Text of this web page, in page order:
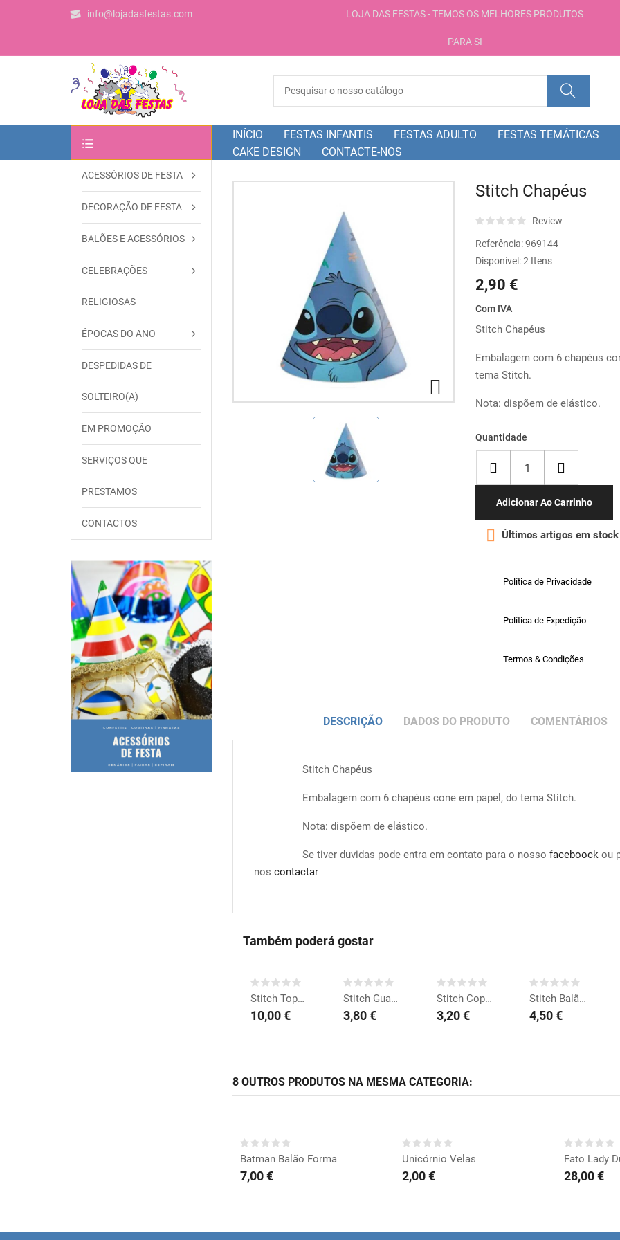
info@lojadasfestas.com LOJA DAS FESTAS - TEMOS OS MELHORES PRODUTOS
PARA SI
INÍCIO FESTAS INFANTIS FESTAS ADULTO
FESTAS TEMÁTICAS
CAKE DESIGN
CONTACTE-NOS
OUTRAS CATEGORIAS
ACESSÓRIOS DE FESTA
DECORAÇÃO DE FESTA
BALÕES E ACESSÓRIOS
CELEBRAÇÕES
RELIGIOSAS
ÉPOCAS DO ANO
DESPEDIDAS DE
SOLTEIRO(A)
EM PROMOÇÃO
SERVIÇOS QUE
PRESTAMOS
CONTACTOS

Stitch Chapéus
Review
Referência:969144
Disponível:2 Itens
2,90 €
Com IVA
Stitch Chapéus
Embalagem com 6 chapéus
tema Stitch.
Nota: dispõem de elástico.
Quantidade
Adicionar Ao Carrinho
 Últimos artigos em stock
Política de Privacidade
Política de Expedição
Termos & Condições
DESCRIÇÃO DADOS DO PRODUTO COMENTÁRIOS
Stitch Chapéus
Embalagem com 6 chapéus cone em papel, do tema Stitch.
Nota: dispõem de elástico.
Se tiver duvidas pode entra em contato para o nosso faceboock ou
nos contactar
Também poderá gostar
Stitch Topo de Bolo
10,00 €
Stitch Guardanapos
3,80 €
Stitch Copos
3,20 €
Stitch Balão 45cm
4,50 €
8 OUTROS PRODUTOS NA MESMA CATEGORIA:
Batman Balão Forma
7,00 €
Unicórnio Velas
2,00 €
Fato Lady
28,00 €